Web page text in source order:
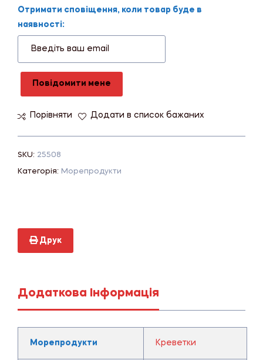
Отримати сповіщення, коли товар буде в
наявності:
Повідомити мене
Порівняти Додати в список бажаних
SKU: 25508
Категорія: Морепродукти
Друк
Додаткова Інформація
Морепродукти Креветки